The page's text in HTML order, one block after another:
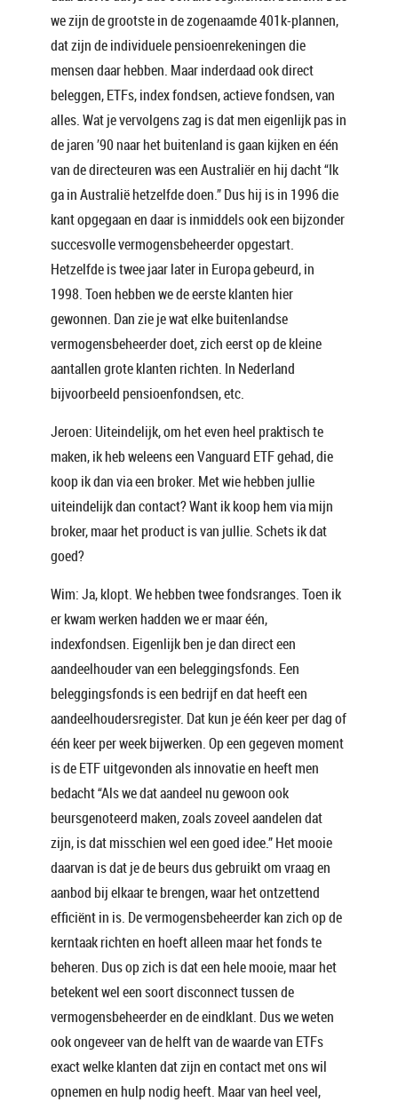
we zijn de grootste in de zogenaamde 401k-plannen,
dat zijn de individuele pensioenrekeningen die
mensen daar hebben. Maar inderdaad ook direct
beleggen, ETFs, index fondsen, actieve fondsen, van
alles. Wat je vervolgens zag is dat men eigenlijk pas in
de jaren ’90 naar het buitenland is gaan kijken en één
van de directeuren was een Australiër en hij dacht “Ik
ga in Australië hetzelfde doen.” Dus hij is in 1996 die
kant opgegaan en daar is inmiddels ook een bijzonder
succesvolle vermogensbeheerder opgestart.
Hetzelfde is twee jaar later in Europa gebeurd, in
1998. Toen hebben we de eerste klanten hier
gewonnen. Dan zie je wat elke buitenlandse
vermogensbeheerder doet, zich eerst op de kleine
aantallen grote klanten richten. In Nederland
bijvoorbeeld pensioenfondsen, etc.
Jeroen: Uiteindelijk, om het even heel praktisch te
maken, ik heb weleens een Vanguard ETF gehad, die
koop ik dan via een broker. Met wie hebben jullie
uiteindelijk dan contact? Want ik koop hem via mijn
broker, maar het product is van jullie. Schets ik dat
goed?
Wim: Ja, klopt. We hebben twee fondsranges. Toen ik
er kwam werken hadden we er maar één,
indexfondsen. Eigenlijk ben je dan direct een
aandeelhouder van een beleggingsfonds. Een
beleggingsfonds is een bedrijf en dat heeft een
aandeelhoudersregister. Dat kun je één keer per dag of
één keer per week bijwerken. Op een gegeven moment
is de ETF uitgevonden als innovatie en heeft men
bedacht “Als we dat aandeel nu gewoon ook
beursgenoteerd maken, zoals zoveel aandelen dat
zijn, is dat misschien wel een goed idee.” Het mooie
daarvan is dat je de beurs dus gebruikt om vraag en
aanbod bij elkaar te brengen, waar het ontzettend
efficiënt in is. De vermogensbeheerder kan zich op de
kerntaak richten en hoeft alleen maar het fonds te
beheren. Dus op zich is dat een hele mooie, maar het
betekent wel een soort disconnect tussen de
vermogensbeheerder en de eindklant. Dus we weten
ook ongeveer van de helft van de waarde van ETFs
exact welke klanten dat zijn en contact met ons wil
opnemen en hulp nodig heeft. Maar van heel veel,